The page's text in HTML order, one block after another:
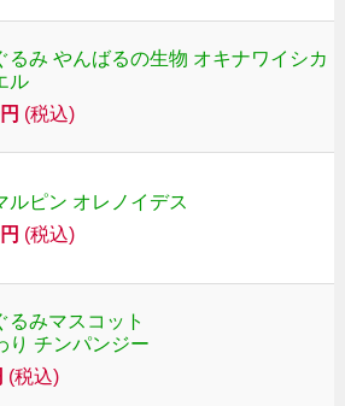
るみ やんばるの生物 オキナワイシカ
ル
(税込)
ルピン オレノイデス
(税込)
るみマスコット
り チンパンジー
(税込)